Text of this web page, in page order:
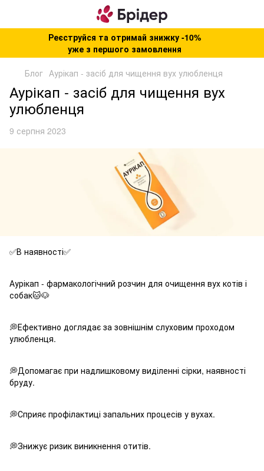
Реєструйся та отримай знижку -10%
уже з першого замовлення
Блог Аурікап - засіб для чищення вух улюбленця
Аурікап - засіб для чищення вух
улюбленця
9 серпня 2023
✅В наявності✅
Аурікап - фармакологічний розчин для очищення вух котів і
собак🐱🐶
💭Ефективно доглядає за зовнішнім слуховим проходом
улюбленця.
💭Допомагає при надлишковому виділенні сірки, наявності
бруду.
💭Сприяє профілактиці запальних процесів у вухах.
💭Знижує ризик виникнення отитів.